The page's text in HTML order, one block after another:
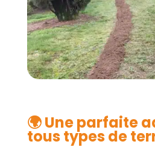
🌍 Une parfaite
tous types de